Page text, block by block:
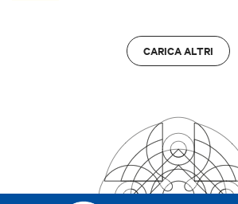
CARICA ALTRI